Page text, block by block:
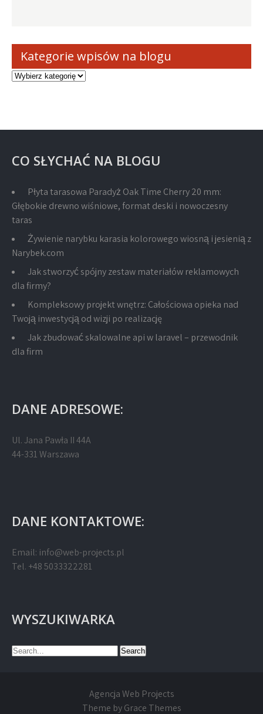
Kategorie wpisów na blogu
Kategorie
CO SŁYCHAĆ NA BLOGU
Płyta tarasowa Paradyż Oak Time Cherry 20 mm:
Głębokie drewno wiśniowe, format deski i nowoczesny
taras
Żywienie narybku karasia kolorowego wiosną i jesienią z
Narybek.com
Jak stworzyć spójny zestaw materiałów reklamowych
dla firmy?
Kompleksowy projekt wnętrz: Całościowa opieka nad
Twoją inwestycją od wizji po realizację
Jak zbudować skalowalne api w laravel – przewodnik
dla firm
DANE ADRESOWE:
Ul. Jana Pawła II 44A
44-331 Warszawa
DANE KONTAKTOWE:
Email: info@web-projects.pl
Tel. +48 5033322281
WYSZUKIWARKA
Agencja Web Projects
Theme by Grace Themes